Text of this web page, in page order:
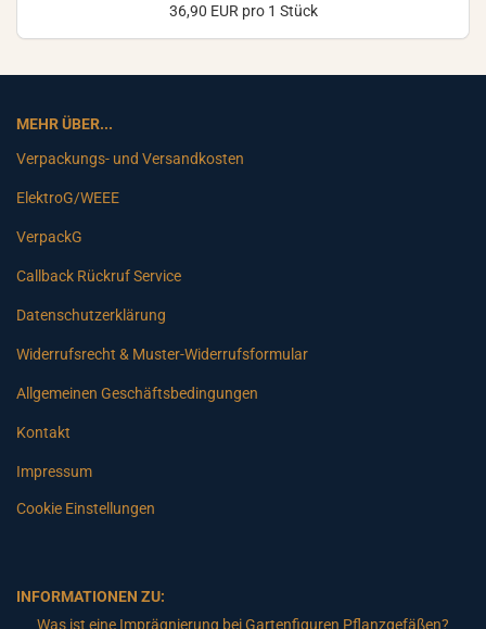
36,90 EUR pro 1 Stück
MEHR ÜBER...
Verpackungs- und Versandkosten
ElektroG/WEEE
VerpackG
Callback Rückruf Service
Datenschutzerklärung
Widerrufsrecht & Muster-Widerrufsformular
Allgemeinen Geschäftsbedingungen
Kontakt
Impressum
Cookie Einstellungen
INFORMATIONEN ZU:
Was ist eine Imprägnierung bei Gartenfiguren Pflanzgefäßen?